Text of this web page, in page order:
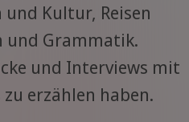
und Kultur, Reisen
und Grammatik.
und Interviews mit
erzählen haben.